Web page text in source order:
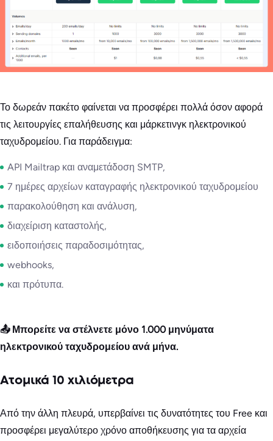
Το δωρεάν πακέτο φαίνεται να προσφέρει πολλά όσον αφορά
τις λειτουργίες επαλήθευσης και μάρκετινγκ ηλεκτρονικού
ταχυδρομείου. Για παράδειγμα:
API Mailtrap και αναμετάδοση SMTP,
7 ημέρες αρχείων καταγραφής ηλεκτρονικού ταχυδρομείου
παρακολούθηση και ανάλυση,
διαχείριση καταστολής,
ειδοποιήσεις παραδοσιμότητας,
webhooks,
και πρότυπα.
📤 Μπορείτε να στέλνετε μόνο 1.000 μηνύματα
ηλεκτρονικού ταχυδρομείου ανά μήνα.
Ατομικά 10 χιλιόμετρα
Από την άλλη πλευρά, υπερβαίνει τις δυνατότητες του Free και
προσφέρει μεγαλύτερο χρόνο αποθήκευσης για τα αρχεία